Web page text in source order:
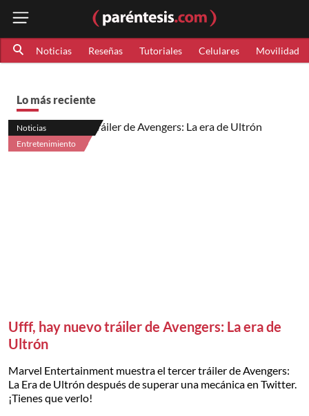
Noticias Reseñas Tutoriales Celulares Movilidad
Lo más reciente
Noticias
Entretenimiento
Ufff, hay nuevo tráiler de Avengers: La era de
Ultrón
Marvel Entertainment muestra el tercer tráiler de Avengers:
La Era de Ultrón después de superar una mecánica en Twitter.
¡Tienes que verlo!